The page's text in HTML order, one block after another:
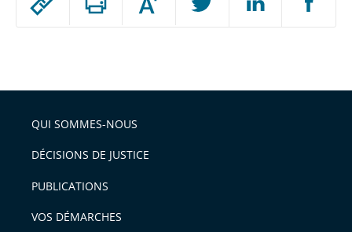
arriver
après
Augmenter
ou
l'article
pour
avant
QUI SOMMES-NOUS
DÉCISIONS DE JUSTICE
PUBLICATIONS
VOS DÉMARCHES